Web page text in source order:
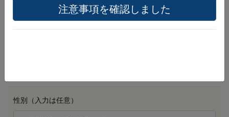
注意事項を確認しました
性別（入力は任意）